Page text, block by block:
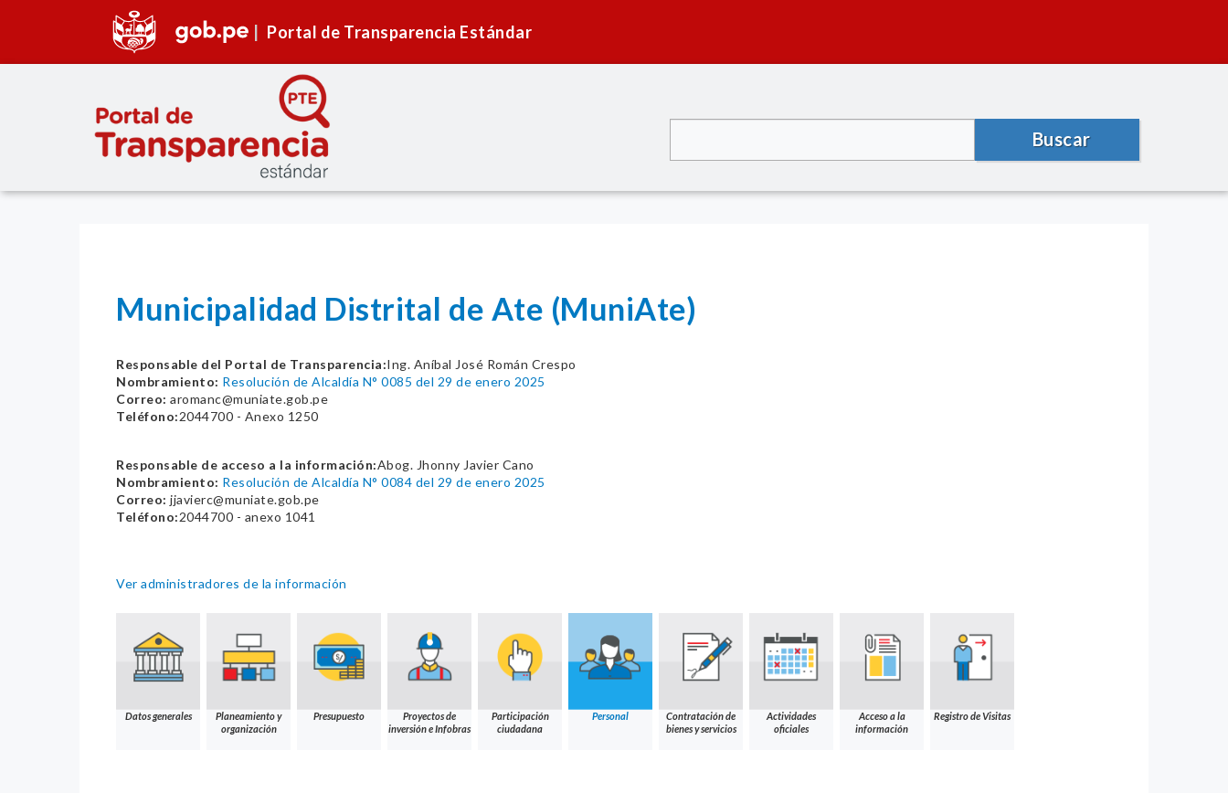
Portal de Transparencia Estándar
Buscar
Municipalidad Distrital de Ate (MuniAte)
Responsable del Portal de Transparencia:Ing. Aníbal José Román Crespo
Nombramiento: Resolución de Alcaldía N° 0085 del 29 de enero 2025
Correo: aromanc@muniate.gob.pe
Teléfono:2044700 - Anexo 1250
Responsable de acceso a la información:Abog. Jhonny Javier Cano
Nombramiento: Resolución de Alcaldía N° 0084 del 29 de enero 2025
Correo: jjavierc@muniate.gob.pe
Teléfono:2044700 - anexo 1041
Ver administradores de la información
Datos generales
Planeamiento y
organización
Presupuesto
Proyectos de
inversión e Infobras
Participación
ciudadana
Personal
Contratación de
bienes y servicios
Actividades
oficiales
Acceso a la
información
Registro de Visitas